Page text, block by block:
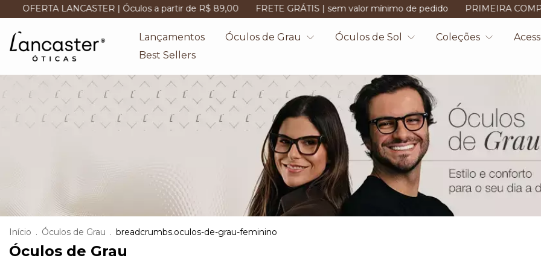
| Óculos a partir de R$ 89,00 FRETE GRÁTIS | sem valor mínimo de pedido PRIMEIRA COMPRA? adicione
Lançamentos Óculos de Grau Óculos de Sol Coleções
Best Sellers
Início . Óculos de Grau . breadcrumbs.oculos-de-grau-feminino
Óculos de Grau